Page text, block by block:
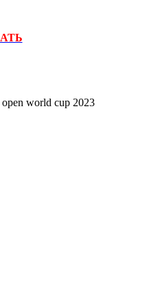
world cup 2023